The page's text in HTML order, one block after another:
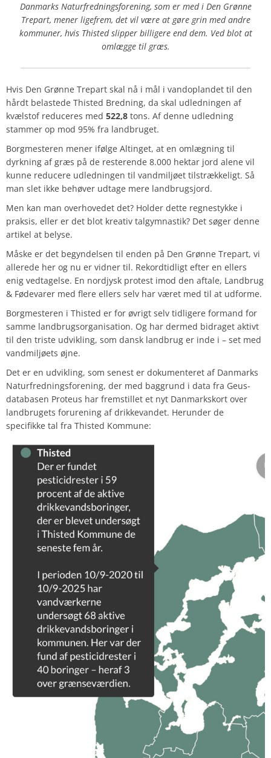
Danmarks Naturfredningsforening, som er med i Den Grønne
Trepart, mener ligefrem, det vil være at gøre grin med andre
kommuner, hvis Thisted slipper billigere end dem. Ved blot at
omlægge til græs.
Hvis Den Grønne Trepart skal nå i mål i vandoplandet til den
hårdt belastede Thisted Bredning, da skal udledningen af
kvælstof reduceres med 522,8 tons. Af denne udledning
stammer op mod 95% fra landbruget.
Borgmesteren mener ifølge Altinget, at en omlægning til
dyrkning af græs på de resterende 8.000 hektar jord alene vil
kunne reducere udledningen til vandmiljøet tilstrækkeligt. Så
man slet ikke behøver udtage mere landbrugsjord.
Men kan man overhovedet det? Holder dette regnestykke i
praksis, eller er det blot kreativ talgymnastik? Det søger denne
artikel at belyse.
Måske er det begyndelsen til enden på Den Grønne Trepart, vi
allerede her og nu er vidner til. Rekordtidligt efter en ellers
enig vedtagelse. En nordjysk protest imod den aftale, Landbrug
& Fødevarer med flere ellers selv har været med til at udforme.
Borgmesteren i Thisted er for øvrigt selv tidligere formand for
samme landbrugsorganisation. Og har dermed bidraget aktivt
til den triste udvikling, som dansk landbrug er inde i – set med
vandmiljøets øjne.
Det er en udvikling, som senest er dokumenteret af Danmarks
Naturfredningsforening, der med baggrund i data fra Geus-
databasen Proteus har fremstillet et nyt Danmarkskort over
landbrugets forurening af drikkevandet. Herunder de
specifikke tal fra Thisted Kommune: